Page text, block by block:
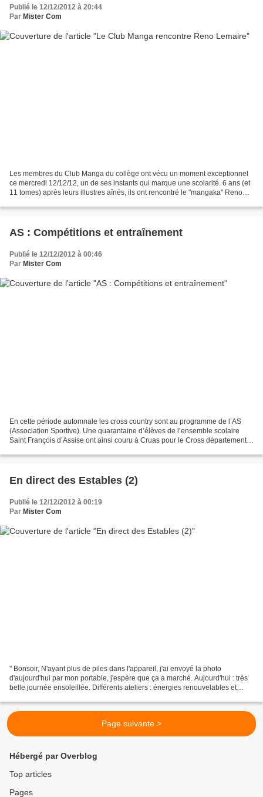
Publié le 12/12/2012 à 20:44
Par Mister Com
Les membres du Club Manga du collège ont vécu un moment exceptionnel
ce mercredi 12/12/12, un de ses instants qui marque une scolarité. 6 ans (et
11 tomes) après leurs illustres aînés, ils ont rencontré le "mangaka" Reno
AS : Compétitions et entraînement
Publié le 12/12/2012 à 00:46
Par Mister Com
En cette période automnale les cross country sont au programme de l’AS
(Association Sportive). Une quarantaine d’élèves de l’ensemble scolaire
Saint François d’Assise ont ainsi couru à Cruas pour le Cross départemental
En direct des Estables (2)
Publié le 12/12/2012 à 00:19
Par Mister Com
" Bonsoir, N'ayant plus de piles dans l'appareil, j'ai envoyé la photo
d'aujourd'hui par mon portable, j'espère que ça a marché. Aujourd'hui : très
belle journée ensoleillée. Différents ateliers : énergies renouvelables et
Page suivante >
Hébergé par Overblog
Top articles
Pages